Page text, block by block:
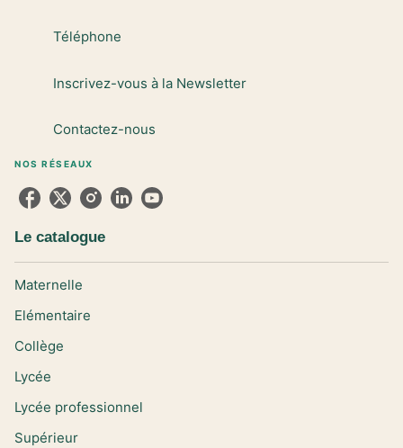
Téléphone
Inscrivez-vous à la Newsletter
Contactez-nous
NOS RÉSEAUX
Le catalogue
Maternelle
Elémentaire
Collège
Lycée
Lycée professionnel
Supérieur